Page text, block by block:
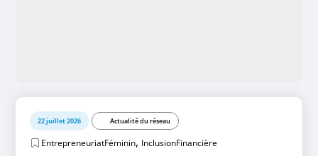
22 juillet 2026 Actualité du réseau
EntrepreneuriatFéminin, InclusionFinancière